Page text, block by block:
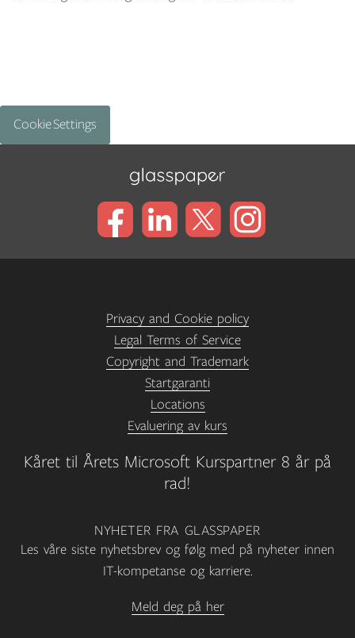
Cookie Settings
Kåret til Årets Microsoft Kurspartner 8 år på
rad!
Privacy and Cookie policy
Legal Terms of Service
Copyright and Trademark
Startgaranti
Locations
Evaluering av kurs
NYHETER FRA GLASSPAPER
Les våre siste nyhetsbrev og følg med på nyheter innen
IT-kompetanse og karriere.
Meld deg på her